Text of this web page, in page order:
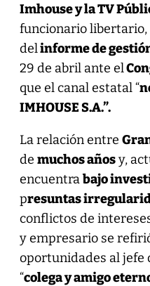
Imhouse y la TV
funcionario libertario,
delinforme de
29 de abril ante el
que el canal estatal “
IMHOUSE S.A.”.
La relación entre
de muchos añosy,
encuentrabajo
presuntas
conflictos de
y empresario se
oportunidades al jefe
“colega y amigo